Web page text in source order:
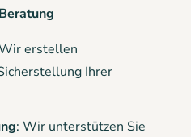
erstellen
Ihrer
: Wir unterstützen Sie